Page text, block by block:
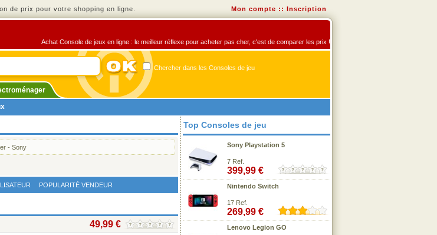
de prix pour votre shopping en ligne. Mon compte :: Inscription
Achat Console de jeux en ligne : le meilleur réflexe pour acheter pas cher, c'est de comparer les prix !
Chercher dans les Consoles de jeu
- Sony
POPULARITÉ VENDEUR
49,99 €
Top Consoles de jeu
Sony Playstation 5
7 Ref.
399,99 €
Nintendo Switch
17 Ref.
269,99 €
Lenovo Legion GO